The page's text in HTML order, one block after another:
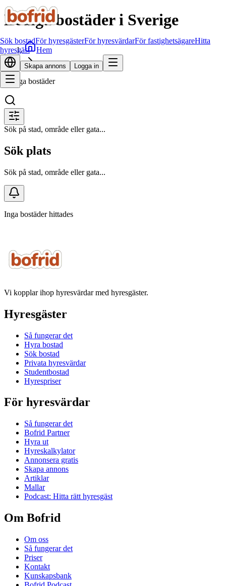
Sök bostadFör hyresgästerFör hyresvärdarFör fastighetsägareHitta
hyresgäst
Skapa annons Logga in
Lediga bostäder i Sverige
Hem
Sök bostad
Lediga bostäder
Sök på stad, område eller gata...
Sök plats
Sök på stad, område eller gata...
Inga bostäder hittades
Vi kopplar ihop hyresvärdar med hyresgäster.
Hyresgäster
Så fungerar det
Hyra bostad
Sök bostad
Privata hyresvärdar
Studentbostad
Hyrespriser
För hyresvärdar
Så fungerar det
Bofrid Partner
Hyra ut
Hyreskalkylator
Annonsera gratis
Skapa annons
Artiklar
Mallar
Podcast: Hitta rätt hyresgäst
Om Bofrid
Om oss
Så fungerar det
Priser
Kontakt
Kunskapsbank